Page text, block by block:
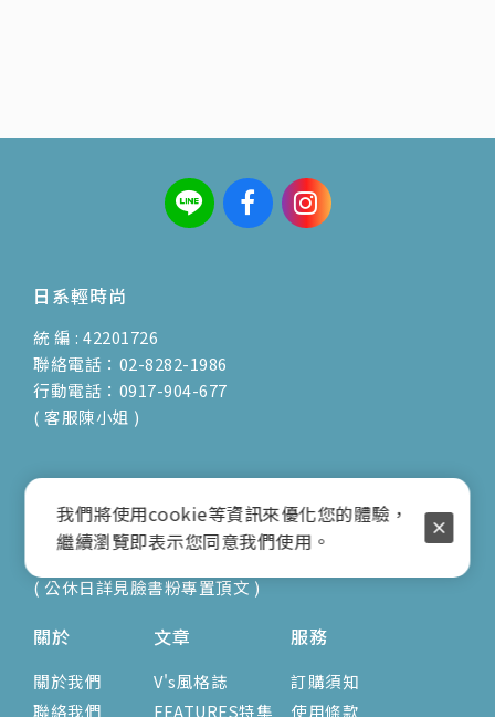
日系輕時尚
統 編 : 42201726
聯絡電話：02-8282-1986
行動電話：0917-904-677
( 客服陳小姐 )
地址：新北市蘆洲區光復路30巷16號1F
E-mail：vienna.twn@msa.hinet.net
( 公休日詳見臉書粉專置頂文 )
關於
關於我們
聯絡我們
文章
V's風格誌
FEATURES特集
服務
訂購須知
使用條款
我們將使用cookie等資訊來優化您的體驗，
繼續瀏覽即表示您同意我們使用。